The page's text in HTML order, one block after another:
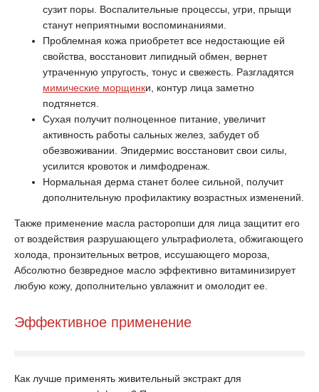
сузит поры. Воспалительные процессы, угри, прыщи
станут неприятными воспоминаниями.
Проблемная кожа приобретет все недостающие ей
свойства, восстановит липидный обмен, вернет
утраченную упругость, тонус и свежесть. Разгладятся
мимические морщинки, контур лица заметно
подтянется.
Сухая получит полноценное питание, увеличит
активность работы сальных желез, забудет об
обезвоживании. Эпидермис восстановит свои силы,
усилится кровоток и лимфодренаж.
Нормальная дерма станет более сильной, получит
дополнительную профилактику возрастных изменений.
Также применение масла расторопши для лица защитит его
от воздействия разрушающего ультрафиолета, обжигающего
холода, пронзительных ветров, иссушающего мороза,
Абсолютно безвредное масло эффективно витаминизирует
любую кожу, дополнительно увлажнит и омолодит ее.
Эффективное применение
Как лучше применять живительный экстракт для